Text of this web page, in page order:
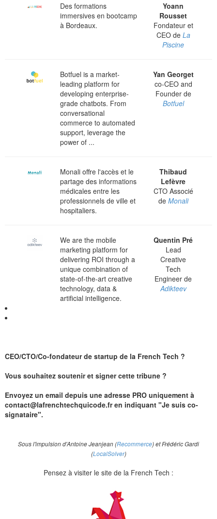
Des formations
immersives en bootcamp
à Bordeaux.
Yoann
Rousset
Fondateur et
CEO de La
Piscine
Botfuel is a market-
leading platform for
developing enterprise-
grade chatbots. From
conversational
commerce to automated
support, leverage the
power of ...
Yan Georget
co-CEO and
Founder de
Botfuel
Monali offre l'accès et le
partage des informations
médicales entre les
professionnels de ville et
hospitaliers.
Thibaud
Lefèvre
CTO Associé
de Monali
We are the mobile
marketing platform for
delivering ROI through a
unique combination of
state-of-the-art creative
technology, data &
artificial intelligence.
Quentin Pré
Lead
Creative
Tech
Engineer de
Adikteev
CEO/CTO/Co-fondateur de startup de la French Tech ?
Vous souhaitez soutenir et signer cette tribune ?
Envoyez un email depuis une adresse PRO uniquement à
contact@lafrenchtechquicode.fr en indiquant "Je suis co-
signataire".
Sous l'impulsion d'Antoine Jeanjean (Recommerce) et Frédéric Gardi
(LocalSolver)
Pensez à visiter le site de la French Tech :